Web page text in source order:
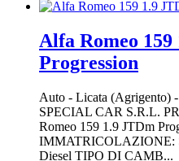
Alfa Romeo 159
Progression
Auto - Licata (Agrigento) -
SPECIAL CAR S.R.L.
Romeo 159 1.9 JTDm
IMMATRICOLAZIONE:
Diesel TIPO DI CAMB...